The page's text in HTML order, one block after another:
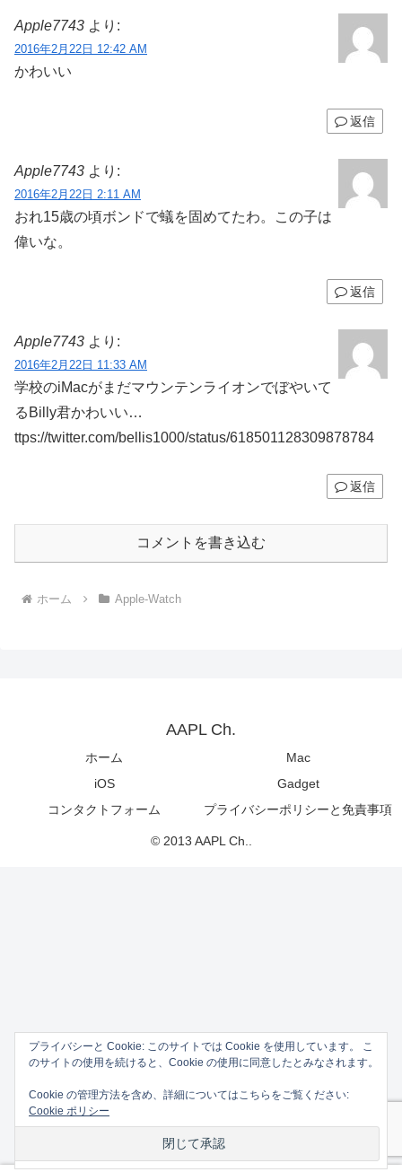
Apple7743 より:
2016年2月22日 12:42 AM
かわいい
返信
Apple7743 より:
2016年2月22日 2:11 AM
おれ15歳の頃ボンドで蟻を固めてたわ。この子は
偉いな。
返信
Apple7743 より:
2016年2月22日 11:33 AM
学校のiMacがまだマウンテンライオンでぼやいて
るBilly君かわいい…
ttps://twitter.com/bellis1000/status/618501128309878784
返信
コメントを書き込む
ホーム Apple-Watch
AAPL Ch.
ホーム
Mac
iOS
Gadget
コンタクトフォーム
プライバシーポリシーと免責事項
© 2013 AAPL Ch..
プライバシーと Cookie: このサイトでは Cookie を使用しています。 こ
のサイトの使用を続けると、Cookie の使用に同意したとみなされます。
Cookie の管理方法を含め、詳細についてはこちらをご覧ください:
Cookie ポリシー